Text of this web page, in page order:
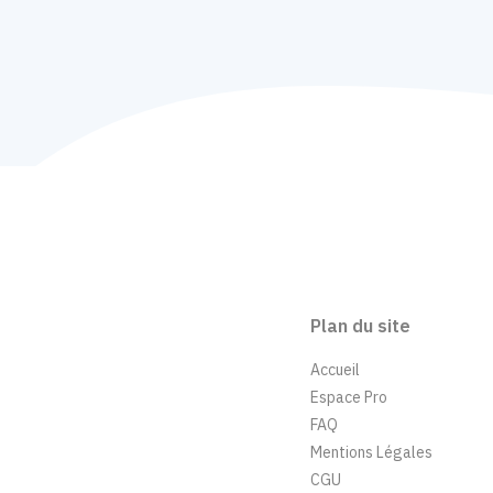
Plan du site
Accueil
Espace Pro
FAQ
Mentions Légales
CGU